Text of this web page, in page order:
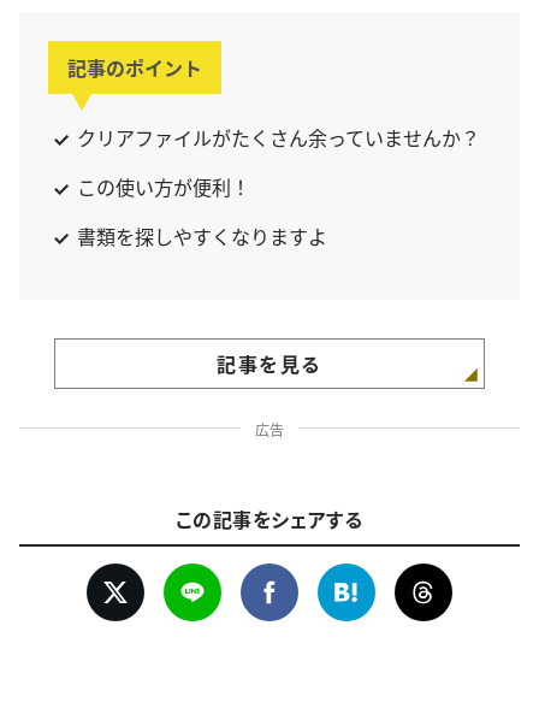
記事のポイント
クリアファイルがたくさん余っていませんか？
この使い方が便利！
書類を探しやすくなりますよ
記事を見る
広告
この記事をシェアする